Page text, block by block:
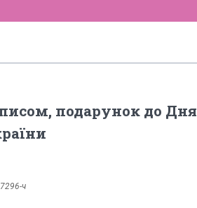
подарунок до Дня
7296-ч